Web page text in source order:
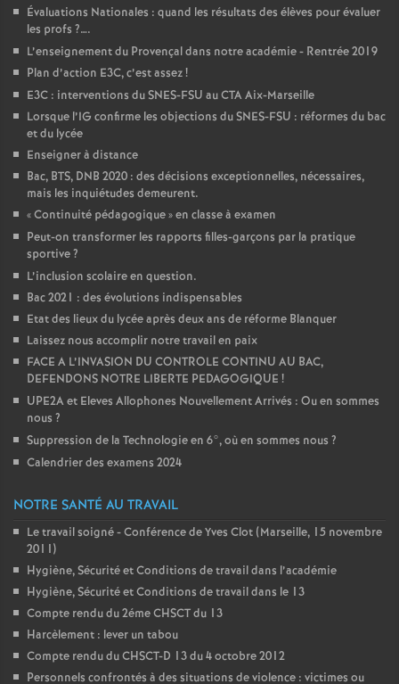
Évaluations Nationales : quand les résultats des élèves pour évaluer
les profs ?….
L’enseignement du Provençal dans notre académie - Rentrée 2019
Plan d’action E3C, c’est assez!
E3C : interventions du SNES-FSU au CTA Aix-Marseille
Lorsque l’IG confirme les objections du SNES-FSU : réformes du bac
et du lycée
Enseigner à distance
Bac, BTS, DNB 2020 : des décisions exceptionnelles, nécessaires,
mais les inquiétudes demeurent.
«Continuité pédagogique» en classe à examen
Peut-on transformer les rapports filles-garçons par la pratique
sportive?
L’inclusion scolaire en question.
Bac 2021 : des évolutions indispensables
Etat des lieux du lycée après deux ans de réforme Blanquer
Laissez nous accomplir notre travail en paix
FACE A L’INVASION DU CONTROLE CONTINU AU BAC,
DEFENDONS NOTRE LIBERTE PEDAGOGIQUE !
UPE2A et Eleves Allophones Nouvellement Arrivés : Ou en sommes
nous ?
Suppression de la Technologie en 6°, où en sommes nous ?
Calendrier des examens 2024
NOTRE SANTÉ AU TRAVAIL
Le travail soigné - Conférence de Yves Clot (Marseille, 15 novembre
2011)
Hygiène, Sécurité et Conditions de travail dans l’académie
Hygiène, Sécurité et Conditions de travail dans le 13
Compte rendu du 2éme CHSCT du 13
Harcèlement : lever un tabou
Compte rendu du CHSCT-D 13 du 4 octobre 2012
Personnels confrontés à des situations de violence : victimes ou